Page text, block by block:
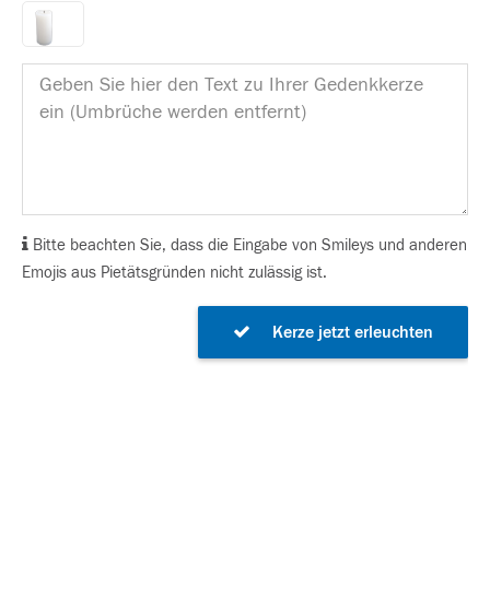
Bitte beachten Sie, dass die Eingabe von Smileys und anderen
Emojis aus Pietätsgründen nicht zulässig ist.
Kerze jetzt erleuchten